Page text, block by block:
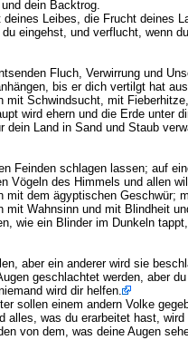
dein Backtrog.
Leibes, die Frucht deines
eingehst, und verflucht, wenn
Fluch, Verwirrung und
bis er dich vertilgt hat
mit Schwindsucht, mit
wird ehern und die Erde unter
dein Land in Sand und Staub
Feinden schlagen lassen; auf
Vögeln des Himmels und allen
mit dem ägyptischen Geschwür;
mit Wahnsinn und mit Blindheit
wie ein Blinder im Dunkeln
aber ein anderer wird sie
geschlachtet werden, aber
wird dir helfen.
sollen einem andern Volke
alles, was du erarbeitet hast,
von dem, was deine Augen